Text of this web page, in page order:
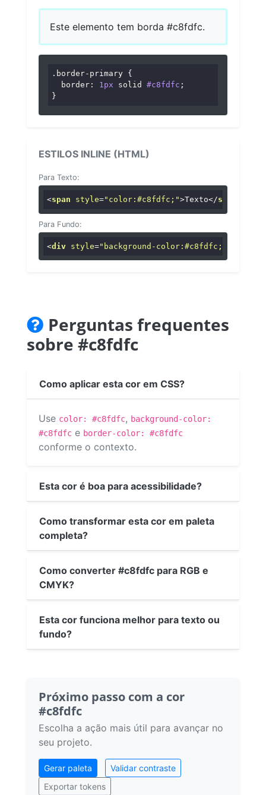
Este elemento tem borda #c8fdfc.
.border-primary {
border : 1px solid #c8fdfc ;
}
ESTILOS INLINE (HTML)
Para Texto:
<span style="color:#c8fdfc;">Texto</span
Para Fundo:
<div style="background-color:#c8fdfc;"
Perguntas frequentes
sobre #c8fdfc
Como aplicar esta cor em CSS?
Use color: #c8fdfc, background-color:
#c8fdfc e border-color: #c8fdfc
conforme o contexto.
Esta cor é boa para acessibilidade?
Como transformar esta cor em paleta
completa?
Como converter #c8fdfc para RGB e
CMYK?
Esta cor funciona melhor para texto ou
fundo?
Próximo passo com a cor
#c8fdfc
Escolha a ação mais útil para avançar no
seu projeto.
Gerar paleta
Validar contraste
Exportar tokens